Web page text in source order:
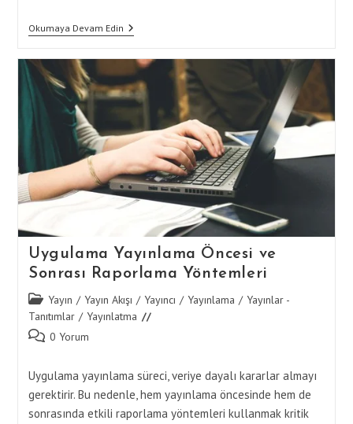
Okumaya Devam EdinUygulama
Başarısızlıktan
Kaçınma
Yöntemleri
Uygulama Yayınlama Öncesi ve
Sonrası Raporlama Yöntemleri
Post
category:
Yayın / Yayın Akışı / Yayıncı / Yayınlama / Yayınlar -
Tanıtımlar / Yayınlatma
Post 0 Yorum
Uygulama yayınlama süreci, veriye dayalı kararlar almayı
gerektirir. Bu nedenle, hem yayınlama öncesinde hem de
sonrasında etkili raporlama yöntemleri kullanmak kritik